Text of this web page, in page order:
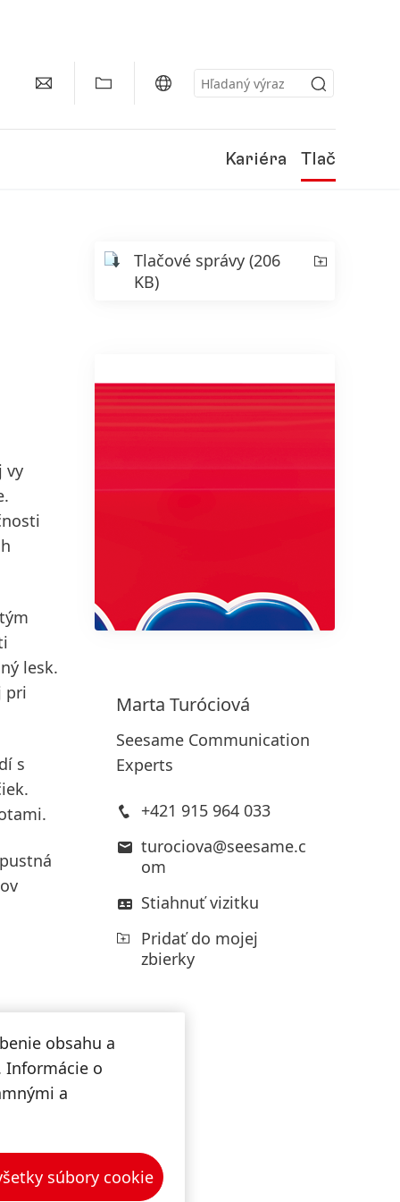
znamená novú príležitosť, preto
podporujeme inovácie, udržateľnosť
a zodpovednosť, aby sme vybudovali
VIAC INFORMÁCIÍ
Kariéra Tlač
vy
lesk.
pri
s
Tlačové správy (206
KB)
Marta Turóciová
Seesame Communication
Experts
+421 915 964 033
turociova@seesame.c
om
Stiahnuť vizitku
Pridať do mojej
zbierky
obsahu a
Informácie o
a
súbory cookie